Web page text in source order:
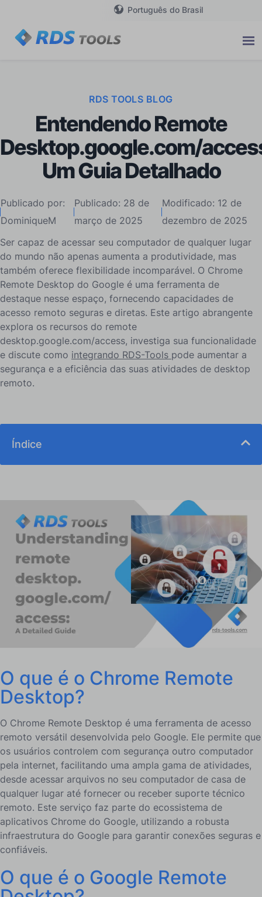
Português do Brasil
RDS TOOLS BLOG
Entendendo Remote
Desktop.google.com/
Um Guia Detalhado
Publicado por:
DominiqueM
Publicado: 28 de
março de 2025
Modificado: 12 de
dezembro de 2025
Ser capaz de acessar seu computador de qualquer lugar
do mundo não apenas aumenta a produtividade, mas
também oferece flexibilidade incomparável. O Chrome
Remote Desktop do Google é uma ferramenta de
destaque nesse espaço, fornecendo capacidades de
acesso remoto seguras e diretas. Este artigo abrangente
explora os recursos do remote
desktop.google.com/access, investiga sua funcionalidade
e discute como integrando RDS-Tools pode aumentar a
segurança e a eficiência das suas atividades de desktop
remoto.
Índice
O que é o Google Remote Desktop?
Chrome Remote Desktop: De Extensão a Ferramenta
Essencial
Quais são os principais recursos do Chrome Remote
Desktop?
ComoVocê podeExplore remote
desktop.google.com/access?
Quais são as vantagens e desvantagens do software de
desktop remoto gratuito ou pago – Google, Chrome ou
Como você pode configurar o Chrome Remote Desktop?
Por que usar ferramentas RDS em vez do Chrome
Remote Desktop?
Como você pode integrar RDS-Tools com o Chrome
Remote Desktop?
Conclusão
O que é o Chrome Remote
Desktop?
O Chrome Remote Desktop é uma ferramenta de acesso
remoto versátil desenvolvida pelo Google. Ele permite que
os usuários controlem com segurança outro computador
pela internet, facilitando uma ampla gama de atividades,
desde acessar arquivos no seu computador de casa de
qualquer lugar até fornecer ou receber suporte técnico
remoto. Este serviço faz parte do ecossistema de
aplicativos Chrome do Google, utilizando a robusta
infraestrutura do Google para garantir conexões seguras e
confiáveis.
O que é o Google Remote